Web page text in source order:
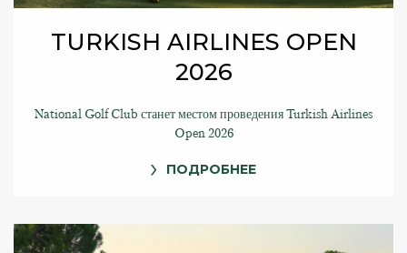
TURKISH AIRLINES OPEN
2026
National Golf Club станет местом проведения Turkish Airlines
Open 2026
ПОДРОБНЕЕ